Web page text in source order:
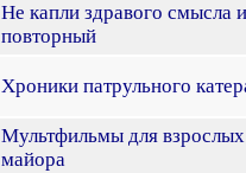
Не капли здравого смысла
повторный
Хроники патрульного
Мультфильмы для
майора